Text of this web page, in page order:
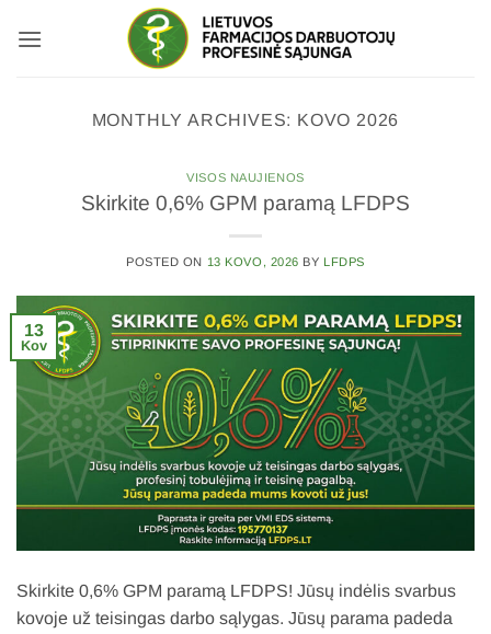
MONTHLY ARCHIVES: KOVO 2026
VISOS NAUJIENOS
Skirkite 0,6% GPM paramą LFDPS
POSTED ON 13 KOVO, 2026 BY LFDPS
13
Kov
Skirkite 0,6% GPM paramą LFDPS! Jūsų indėlis svarbus
kovoje už teisingas darbo sąlygas. Jūsų parama padeda